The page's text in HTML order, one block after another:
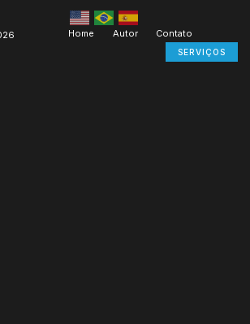
Home Autor Contato
SERVIÇOS